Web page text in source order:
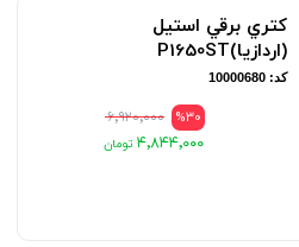
کتري برقي استيل
(اردازيا)P1650ST
کد: 10000680
%30 ۶٬۹۲۰٬۰۰۰
۴٬۸۴۴٬۰۰۰